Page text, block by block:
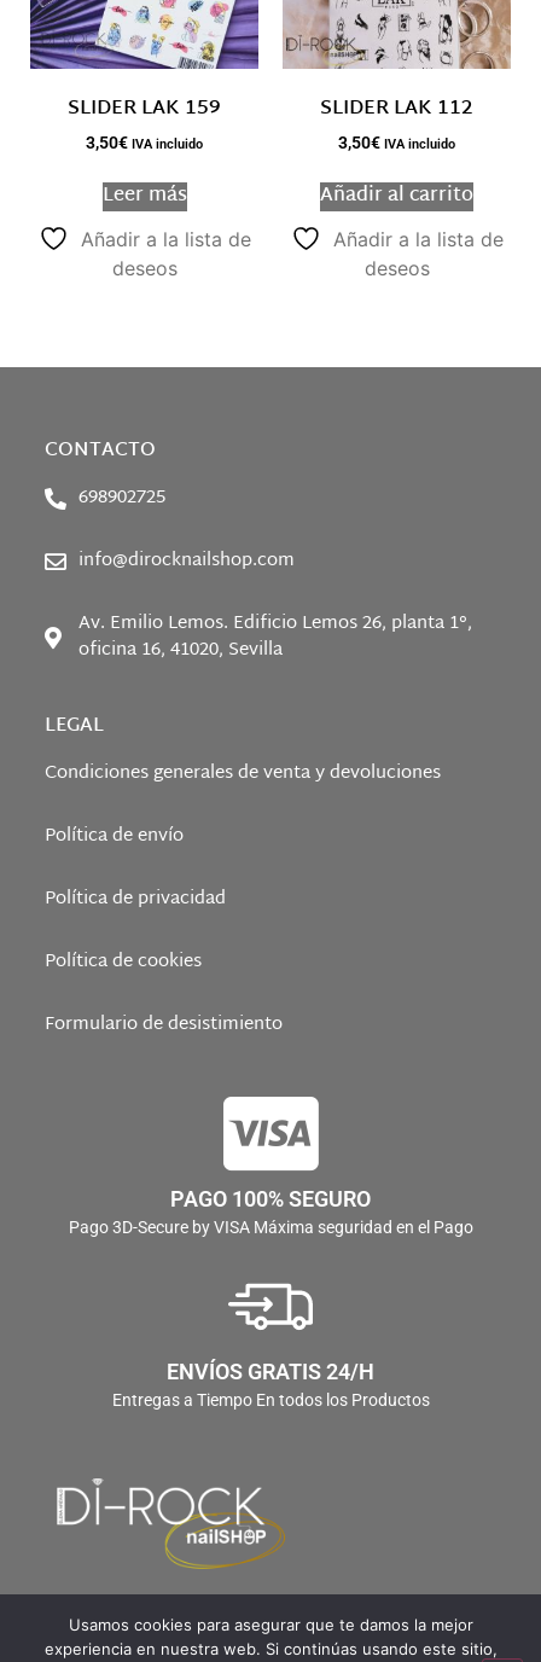
SLIDER LAK 159
3,50€ IVA incluido
Leer más
Añadir a la lista de
deseos
SLIDER LAK 112
3,50€ IVA incluido
Añadir al carrito
Añadir a la lista de
deseos
CONTACTO
698902725
info@dirocknailshop.com
Av. Emilio Lemos. Edificio Lemos 26, planta 1°,
oficina 16, 41020, Sevilla
LEGAL
Condiciones generales de venta y devoluciones
Política de envío
Política de privacidad
Política de cookies
Formulario de desistimiento
PAGO 100% SEGURO
Pago 3D-Secure by VISA Máxima seguridad en el Pago
ENVÍOS GRATIS 24/H
Entregas a Tiempo En todos los Productos
Usamos cookies para asegurar que te damos la mejor
experiencia en nuestra web. Si continúas usando este sitio,